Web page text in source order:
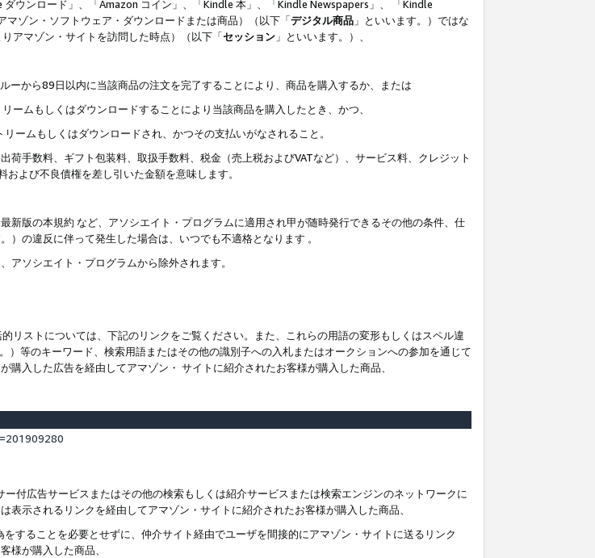
ウンロード」、「Amazon コイン」、「Kindle 本」、「Kindle Newspapers」、 「Kindle
ゾン・ソフトウェア・ダウンロードまたは商品）（以下「デジタル商品 」といいます。）ではな
アマゾン・サイトを訪問した時点）（以下「セッション 」といいます。）、
から89日以内に当該商品の注文を完了することにより、商品を購入するか、または
ムもしくはダウンロードすることにより当該商品を購入したとき、かつ、
ームもしくはダウンロードされ、かつその支払いがなされること。
荷手数料、ギフト包装料、取扱手数料、税金（売上税およびVATなど）、サービス料、クレジット
よび不良債権を差し引いた金額を意味します。
版の本規約 など、アソシエイト・プログラムに適用され甲が随時発行できるその他の条件、仕
）の違反に伴って発生した場合は、いつでも不適格となります 。
アソシエイト・プログラムから除外されます。
リストについては、下記のリンクをご覧ください。また、これらの用語の変形もしくはスペル違
等のキーワード、検索用語またはその他の識別子への入札またはオークションへの参加を通じて
購入した広告を経由してアマゾン・ サイトに紹介されたお客様が購入した商品、
付広告サービスまたはその他の検索もしくは紹介サービスまたは検索エンジンのネットワークに
表示されるリンクを経由してアマゾン・サイトに紹介されたお客様が購入した商品、
することを必要とせずに、仲介サイト経由でユーザを間接的にアマゾン・サイトに送るリンク
様が購入した商品、